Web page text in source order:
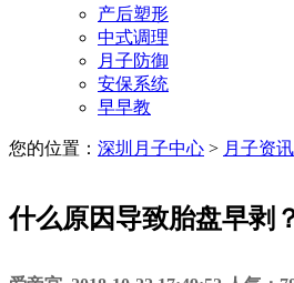
产后塑形
中式调理
月子防御
安保系统
早早教
您的位置： 深圳月子中心 > 月子资讯
什么原因导致胎盘早剥